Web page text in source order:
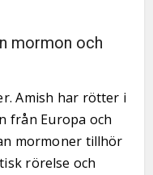
mormon och
Amish har rötter i
från Europa och
mormoner tillhör
rörelse och